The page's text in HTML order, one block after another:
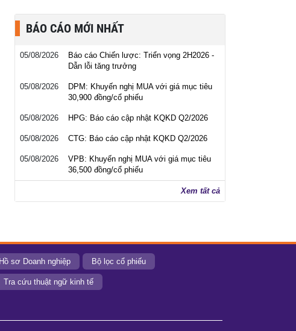
BÁO CÁO MỚI NHẤT
05/08/2026
Báo cáo Chiến lược: Triển vọng 2H2026 -
Dẫn lỗi tăng trưởng
05/08/2026
DPM: Khuyến nghị MUA với giá mục tiêu
30,900 đồng/cổ phiếu
05/08/2026 HPG: Báo cáo cập nhật KQKD Q2/2026
05/08/2026 CTG: Báo cáo cập nhật KQKD Q2/2026
05/08/2026
VPB: Khuyến nghị MUA với giá mục tiêu
36,500 đồng/cổ phiếu
Xem tất cả
Hồ sơ Doanh nghiệp Bộ lọc cổ phiếu
Tra cứu thuật ngữ kinh tế